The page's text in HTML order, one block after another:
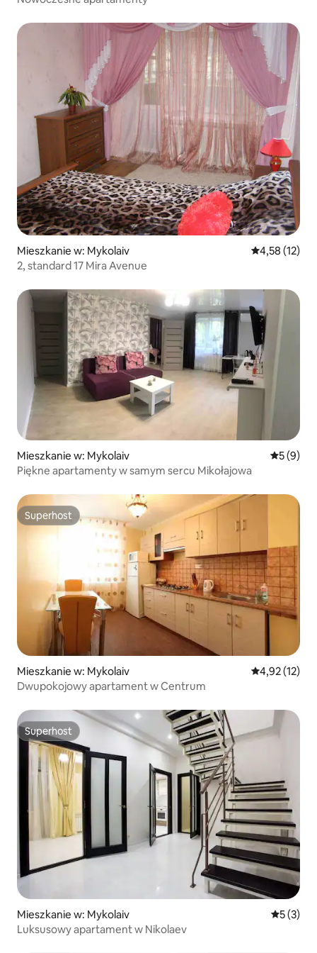
Mieszkanie w: Mykolaiv Średnia
4,58 (12)
2, standard 17 Mira Avenue
Mieszkanie w: Mykolaiv Średnia
5 (9)
Piękne apartamenty w samym sercu Mikołajowa
Superhost
Superhost
Mieszkanie w: Mykolaiv Średnia
4,92 (12)
Dwupokojowy apartament w Centrum
Superhost
Superhost
Mieszkanie w: Mykolaiv Średnia
5 (3)
Luksusowy apartament w Nikolaev